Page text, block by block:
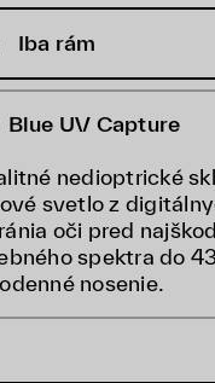
Iba rám
Blue UV Capture
nedioptrické
svetlo z
oči pred
spektra do
nosenie.